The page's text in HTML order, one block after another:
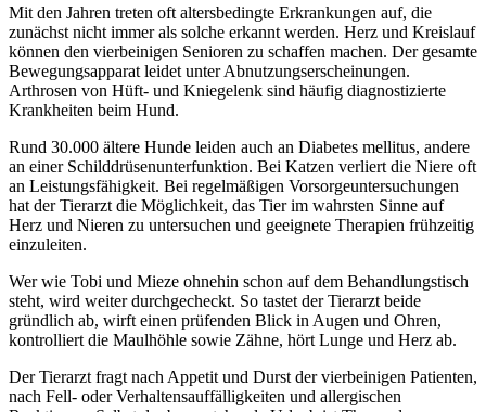
Mit den Jahren treten oft altersbedingte Erkrankungen auf, die
zunächst nicht immer als solche erkannt werden. Herz und Kreislauf
können den vierbeinigen Senioren zu schaffen machen. Der gesamte
Bewegungsapparat leidet unter Abnutzungserscheinungen.
Arthrosen von Hüft- und Kniegelenk sind häufig diagnostizierte
Krankheiten beim Hund.
Rund 30.000 ältere Hunde leiden auch an Diabetes mellitus, andere
an einer Schilddrüsenunterfunktion. Bei Katzen verliert die Niere oft
an Leistungsfähigkeit. Bei regelmäßigen Vorsorgeuntersuchungen
hat der Tierarzt die Möglichkeit, das Tier im wahrsten Sinne auf
Herz und Nieren zu untersuchen und geeignete Therapien frühzeitig
einzuleiten.
Wer wie Tobi und Mieze ohnehin schon auf dem Behandlungstisch
steht, wird weiter durchgecheckt. So tastet der Tierarzt beide
gründlich ab, wirft einen prüfenden Blick in Augen und Ohren,
kontrolliert die Maulhöhle sowie Zähne, hört Lunge und Herz ab.
Der Tierarzt fragt nach Appetit und Durst der vierbeinigen Patienten,
nach Fell- oder Verhaltensauffälligkeiten und allergischen